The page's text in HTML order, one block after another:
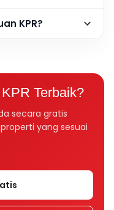
KPR?
Terbaik?
secara gratis
yang sesuai